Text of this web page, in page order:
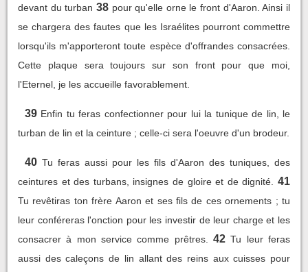
devant du turban 38 pour qu'elle orne le front d'Aaron. Ainsi il
se chargera des fautes que les Israélites pourront commettre
lorsqu'ils m'apporteront toute espèce d'offrandes consacrées.
Cette plaque sera toujours sur son front pour que moi,
l'Eternel, je les accueille favorablement.
39 Enfin tu feras confectionner pour lui la tunique de lin, le
turban de lin et la ceinture ; celle-ci sera l'oeuvre d'un brodeur.
40 Tu feras aussi pour les fils d'Aaron des tuniques, des
ceintures et des turbans, insignes de gloire et de dignité.
41
Tu revêtiras ton frère Aaron et ses fils de ces ornements ; tu
leur conféreras l'onction pour les investir de leur charge et les
consacrer à mon service comme prêtres.
42 Tu leur feras
aussi des caleçons de lin allant des reins aux cuisses pour